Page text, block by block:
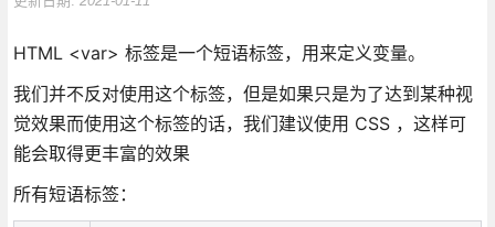
HTML <var> 标签是一个短语标签，用来定义变量。
我们并不反对使用这个标签，但是如果只是为了达到某种视
觉效果而使用这个标签的话，我们建议使用 CSS ，这样可
能会取得更丰富的效果
所有短语标签：